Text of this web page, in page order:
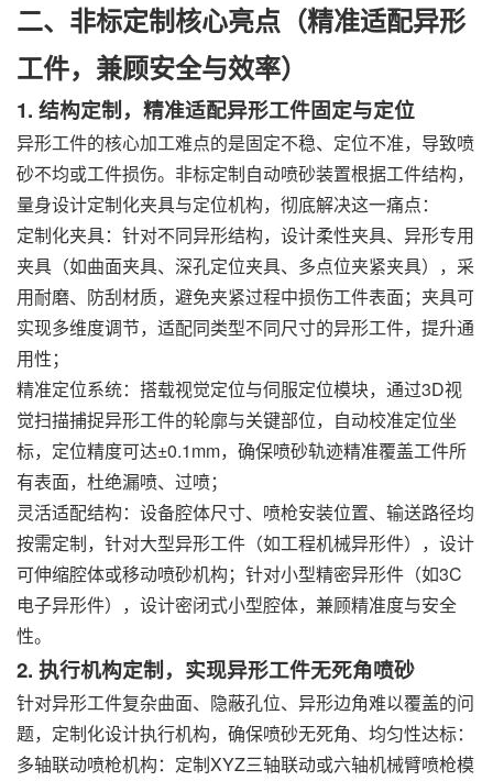
二、非标定制核心亮点（精准适配异形
工件，兼顾安全与效率）
1. 结构定制，精准适配异形工件固定与定位
异形工件的核心加工难点的是固定不稳、定位不准，导致喷
砂不均或工件损伤。非标定制自动喷砂装置根据工件结构，
量身设计定制化夹具与定位机构，彻底解决这一痛点：
定制化夹具：针对不同异形结构，设计柔性夹具、异形专用
夹具（如曲面夹具、深孔定位夹具、多点位夹紧夹具），采
用耐磨、防刮材质，避免夹紧过程中损伤工件表面；夹具可
实现多维度调节，适配同类型不同尺寸的异形工件，提升通
用性；
精准定位系统：搭载视觉定位与伺服定位模块，通过3D视
觉扫描捕捉异形工件的轮廓与关键部位，自动校准定位坐
标，定位精度可达±0.1mm，确保喷砂轨迹精准覆盖工件所
有表面，杜绝漏喷、过喷；
灵活适配结构：设备腔体尺寸、喷枪安装位置、输送路径均
按需定制，针对大型异形工件（如工程机械异形件），设计
可伸缩腔体或移动喷砂机构；针对小型精密异形件（如3C
电子异形件），设计密闭式小型腔体，兼顾精准度与安全
性。
2. 执行机构定制，实现异形工件无死角喷砂
针对异形工件复杂曲面、隐蔽孔位、异形边角难以覆盖的问
题，定制化设计执行机构，确保喷砂无死角、均匀性达标：
多轴联动喷枪机构：定制XYZ三轴联动或六轴机械臂喷枪模